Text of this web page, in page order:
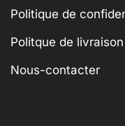
Politique de
Politque de
Nous-contacter